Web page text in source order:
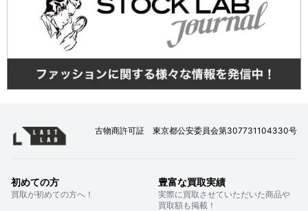
古物商許可証 東京都公安委員会第307731104330号
初めての方
買取が初めての方へ！
豊富な買取実績
実際に買取させていただいた商品や
買取額も掲載！